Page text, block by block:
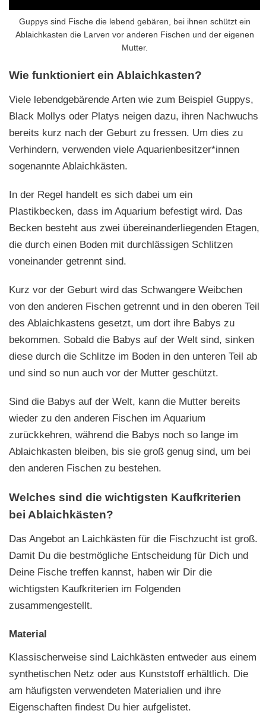
Guppys sind Fische die lebend gebären, bei ihnen schützt ein
Ablaichkasten die Larven vor anderen Fischen und der eigenen
Mutter.
Wie funktioniert ein Ablaichkasten?
Viele lebendgebärende Arten wie zum Beispiel Guppys,
Black Mollys oder Platys neigen dazu, ihren Nachwuchs
bereits kurz nach der Geburt zu fressen. Um dies zu
Verhindern, verwenden viele Aquarienbesitzer*innen
sogenannte Ablaichkästen.
In der Regel handelt es sich dabei um ein
Plastikbecken, dass im Aquarium befestigt wird. Das
Becken besteht aus zwei übereinanderliegenden Etagen,
die durch einen Boden mit durchlässigen Schlitzen
voneinander getrennt sind.
Kurz vor der Geburt wird das Schwangere Weibchen
von den anderen Fischen getrennt und in den oberen Teil
des Ablaichkastens gesetzt, um dort ihre Babys zu
bekommen. Sobald die Babys auf der Welt sind, sinken
diese durch die Schlitze im Boden in den unteren Teil ab
und sind so nun auch vor der Mutter geschützt.
Sind die Babys auf der Welt, kann die Mutter bereits
wieder zu den anderen Fischen im Aquarium
zurückkehren, während die Babys noch so lange im
Ablaichkasten bleiben, bis sie groß genug sind, um bei
den anderen Fischen zu bestehen.
Welches sind die wichtigsten Kaufkriterien
bei Ablaichkästen?
Das Angebot an Laichkästen für die Fischzucht ist groß.
Damit Du die bestmögliche Entscheidung für Dich und
Deine Fische treffen kannst, haben wir Dir die
wichtigsten Kaufkriterien im Folgenden
zusammengestellt.
Material
Klassischerweise sind Laichkästen entweder aus einem
synthetischen Netz oder aus Kunststoff erhältlich. Die
am häufigsten verwendeten Materialien und ihre
Eigenschaften findest Du hier aufgelistet.